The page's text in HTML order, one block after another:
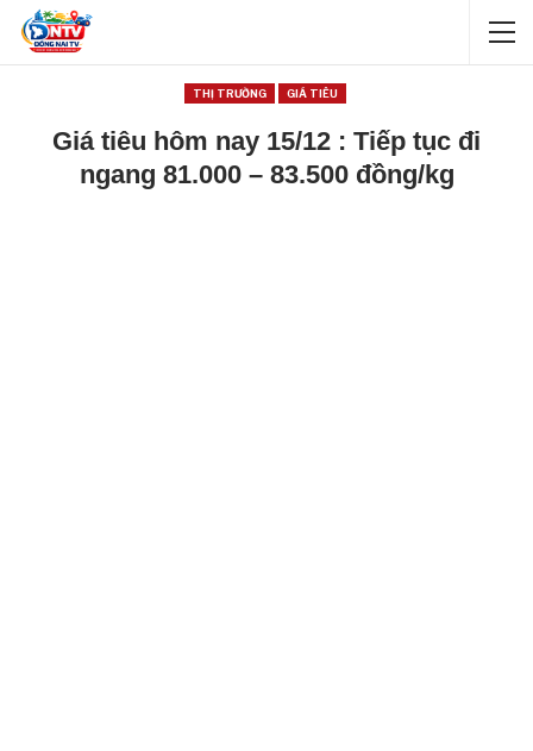
THỊ TRƯỜNG GIÁ TIÊU
Giá tiêu hôm nay 15/12 : Tiếp tục đi
ngang 81.000 – 83.500 đồng/kg